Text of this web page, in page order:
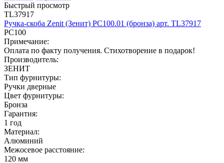
Быстрый просмотр
TL37917
Ручка-скоба Zenit (Зенит) РС100.01 (бронза) арт. TL37917
РС100
Примечание:
Оплата по факту получения. Стихотворение в подарок!
Производитель:
ЗЕНИТ
Тип фурнитуры:
Ручки дверные
Цвет фурнитуры:
Бронза
Гарантия:
1 год
Материал:
Алюминий
Межосевое расстояние:
120 мм